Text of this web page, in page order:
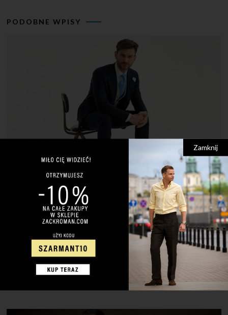
PODOBNE WPISY
28 LIPCA 2022 2 KOMENTARZY
Jak się ubrać na ślub w 2024?
Bez wątpienia lato to okres, w którym ślubne ubrania
są niezwykle popularne. Męskie garnitury na ślub, buty, koszule
kamizelki – w okresie letnim stają się niezwykle „gorącym”
towarem. Jednak mnogość dostępnych opcji, propozycji i
stylizacji często sprawia, że nie wiemy co wybrać – wtedy
pojawia się pytanie – jak ubrać się na ślub? Często dostaję
pytania jaki […]
Zamknij